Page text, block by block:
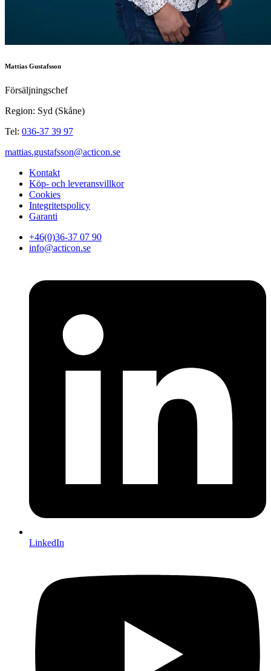
Mattias Gustafsson
Försäljningschef
Region: Syd (Skåne)
Tel: 036-37 39 97
mattias.gustafsson@acticon.se
Kontakt
Köp- och leveransvillkor
Cookies
Integritetspolicy
Garanti
+46(0)36-37 07 90
info@acticon.se
LinkedIn